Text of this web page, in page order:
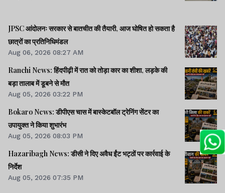
JPSC आंदोलनः सरकार से बातचीत की तैयारी, आज घोषित हो सकता है
छात्रों का प्रतिनिधिमंडल
Aug 06, 2026 08:27 AM
Ranchi News: हिंदपीढ़ी में रात को तोड़ा कार का शीशा, लड़के की
बड़ा तालाब में डूबने से मौत
Aug 05, 2026 03:22 PM
Bokaro News: डीपीएस चास में बास्केटबॉल ट्रेनिंग सेंटर का
उपायुक्त ने किया शुभारंभ
Aug 05, 2026 08:03 PM
Hazaribagh News: डीसी ने दिए अवैध ईंट भट्ठों पर कार्रवाई के
निर्देश
Aug 05, 2026 07:35 PM